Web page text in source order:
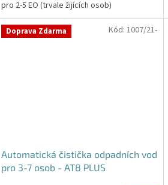
5
hvězdiček.
pro 2-5 EO (trvale žijících osob)
Doprava Zdarma
Automatická čistička odpadních vod
pro 3-7 osob - AT8 PLUS
Kód: 1007/21-